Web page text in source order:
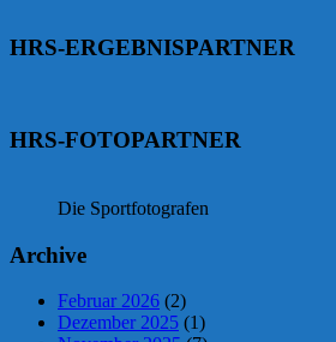
HRS-ERGEBNISPARTNER
HRS-FOTOPARTNER
Die Sportfotografen
Archive
Februar 2026 (2)
Dezember 2025 (1)